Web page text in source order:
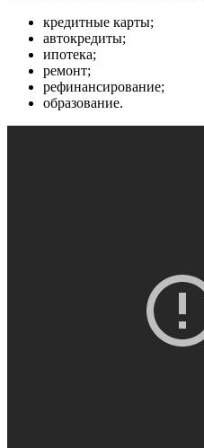
кредитные карты;
автокредиты;
ипотека;
ремонт;
рефинансирование;
образование.